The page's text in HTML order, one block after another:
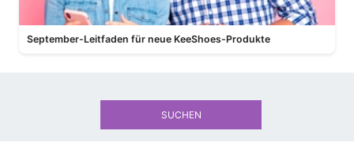
September-Leitfaden für neue KeeShoes-Produkte
SUCHEN